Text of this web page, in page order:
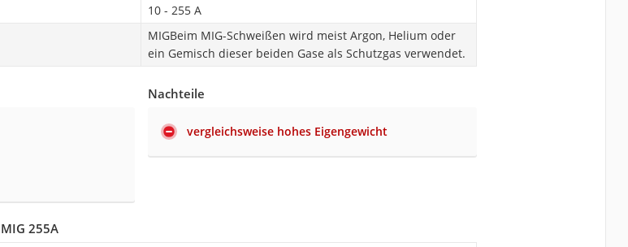
10 - 255 A
MIGBeim MIG-Schweißen wird meist Argon, Helium oder
ein Gemisch dieser beiden Gase als Schutzgas verwendet.
Nachteile
vergleichsweise hohes Eigengewicht
255A